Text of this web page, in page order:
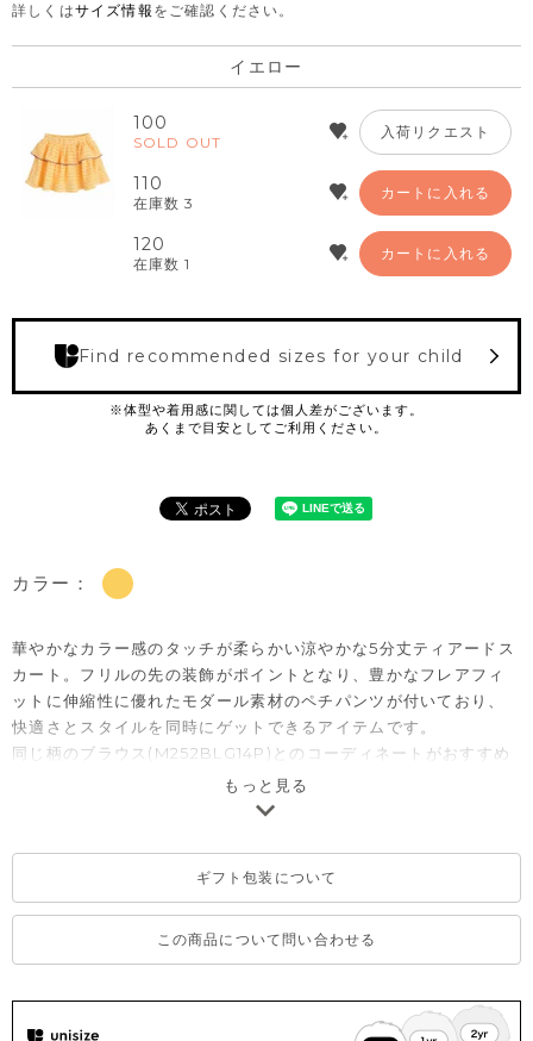
詳しくはサイズ情報 をご確認ください。
イエロー
100
SOLD OUT
入荷リクエスト
110
在庫数 3
カートに入れる
120
在庫数 1
カートに入れる
Find recommended sizes for your child
カラー：
華やかなカラー感のタッチが柔らかい涼やかな5分丈ティアードス
カート。フリルの先の装飾がポイントとなり、豊かなフレアフィ
ットに伸縮性に優れたモダール素材のペチパンツが付いており、
快適さとスタイルを同時にゲットできるアイテムです。
同じ柄のブラウス(M252BLG14P)とのコーディネートがおすすめ
もっと見る
ギフト包装について
この商品について問い合わせる